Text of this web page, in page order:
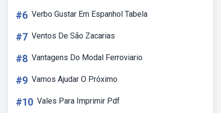
#6 Verbo Gustar Em Espanhol Tabela
#7 Ventos De São Zacarias
#8 Vantagens Do Modal Ferroviario
#9 Vamos Ajudar O Próximo
#10 Vales Para Imprimir Pdf